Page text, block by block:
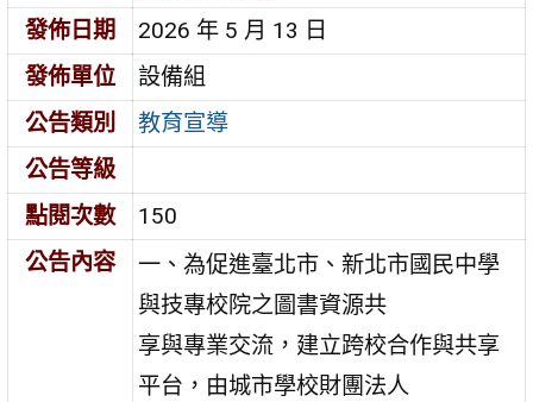
發佈日期
2026 年 5 月 13 日
發佈單位
設備組
公告類別
教育宣導
公告等級
點閱次數
150
公告內容
一、為促進臺北市、新北市國民中學
與技專校院之圖書資源共
享與專業交流，建立跨校合作與共享
平台，由城市學校財團法人